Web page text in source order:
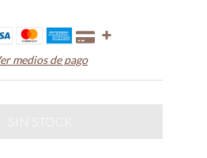
medios de pago